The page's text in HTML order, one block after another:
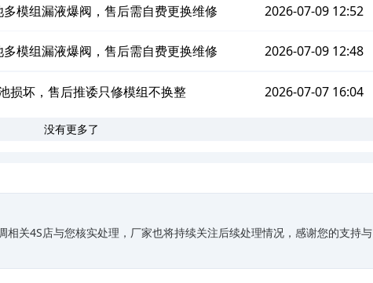
模组漏液爆阀，售后需自费更换维修 2026-07-09 12:52
模组漏液爆阀，售后需自费更换维修 2026-07-09 12:48
损坏，售后推诿只修模组不换整 2026-07-07 16:04
没有更多了
关4S店与您核实处理，厂家也将持续关注后续处理情况，感谢您的支持与